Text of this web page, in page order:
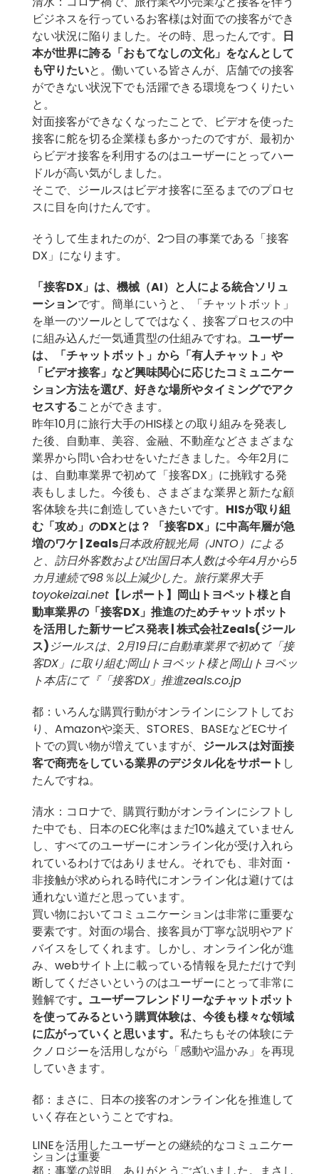
ビジネスを行っているお客様は対面での接客ができ
ない状況に陥りました。その時、思ったんです。 日
本が世界に誇る「おもてなしの文化」をなんとして
も守りたいと。働いている皆さんが、店舗での接客
ができない状況下でも活躍できる環境をつくりたい
と。
対面接客ができなくなったことで、ビデオを使った
接客に舵を切る企業様も多かったのですが、最初か
らビデオ接客を利用するのはユーザーにとってハー
ドルが高い気がしました。
そこで、ジールスはビデオ接客に至るまでのプロセ
スに目を向けたんです。
そうして生まれたのが、2つ目の事業である「接客
DX」になります。
「接客DX」は、機械（AI）と人による統合ソリュ
ーションです。簡単にいうと、「チャットボット」
を単一のツールとしてではなく、接客プロセスの中
に組み込んだ一気通貫型の仕組みですね。 ユーザー
は、「チャットボット」から「有人チャット」や
「ビデオ接客」など興味関心に応じたコミュニケー
ション方法を選び、好きな場所やタイミングでアク
セスすることができます。
昨年10月に旅行大手のHIS様との取り組みを発表し
た後、自動車、美容、金融、不動産などさまざまな
業界から問い合わせをいただきました。今年2月に
は、自動車業界で初めて「接客DX」に挑戦する発
表もしました。今後も、さまざまな業界と新たな顧
客体験を共に創造していきたいです。 HISが取り組
む「攻め」のDXとは？ 「接客DX」に中高年層が急
増のワケ | Zeals日本政府観光局（JNTO）による
と、訪日外客数および出国日本人数は今年4月から5
カ月連続で98％以上減少した。旅行業界大手
toyokeizai.net 【レポート】岡山トヨペット様と自
動車業界の「接客DX」推進のためチャットボット
を活用した新サービス発表 | 株式会社Zeals(ジール
ス)ジールスは、2月19日に自動車業界で初めて「接
客DX」に取り組む岡山トヨペット様と岡山トヨペッ
ト本店にて『「接客DX」推進zeals.co.jp
都：いろんな購買行動がオンラインにシフトしてお
り、Amazonや楽天、STORES、BASEなどECサイ
トでの買い物が増えていますが、 ジールスは対面接
客で商売をしている業界のデジタル化をサポート し
たんですね。
清水：コロナで、購買行動がオンラインにシフトし
た中でも、日本のEC化率はまだ10%越えていません
し、すべてのユーザーにオンライン化が受け入れら
れているわけではありません。それでも、非対面・
非接触が求められる時代にオンライン化は避けては
通れない道だと思っています。
買い物においてコミュニケーションは非常に重要な
要素です。対面の場合、接客員が丁寧な説明やアド
バイスをしてくれます。しかし、オンライン化が進
み、webサイト上に載っている情報を見ただけで判
断してくださいというのはユーザーにとって非常に
難解です。ユーザーフレンドリーなチャットボット
を使ってみるという購買体験は、今後も様々な領域
に広がっていくと思います。 私たちもその体験にテ
クノロジーを活用しながら「感動や温かみ」を再現
していきます。
都：まさに、日本の接客のオンライン化を推進して
いく存在ということですね。
LINEを活用したユーザーとの継続的なコミュニケー
ションは重要